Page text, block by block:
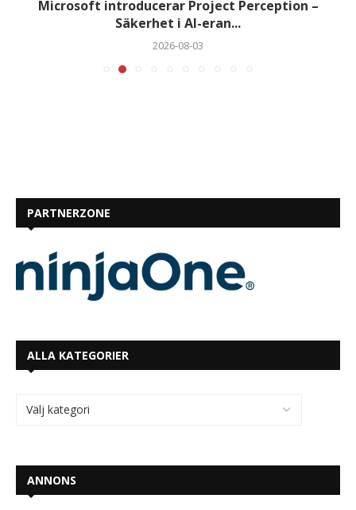
Microsoft introducerar Project Perception –
Säkerhet i AI-eran...
2026-08-03
PARTNERZONE
ALLA KATEGORIER
ANNONS